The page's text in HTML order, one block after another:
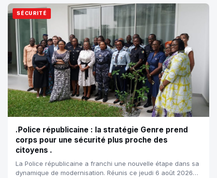
SÉCURITÉ
.Police républicaine : la stratégie Genre prend
corps pour une sécurité plus proche des
citoyens .
La Police républicaine a franchi une nouvelle étape dans sa
dynamique de modernisation. Réunis ce jeudi 6 août 2026